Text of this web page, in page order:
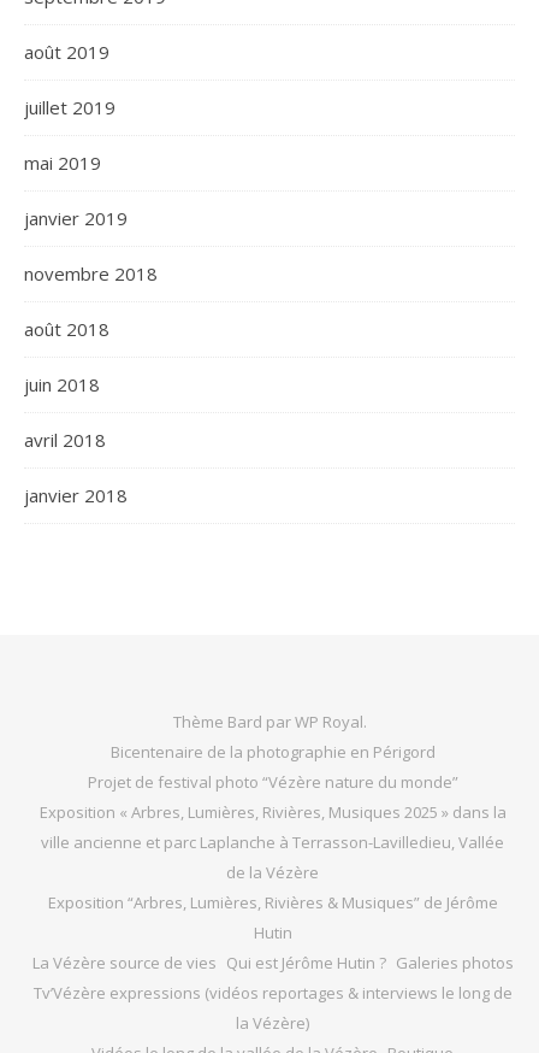
août 2019
juillet 2019
mai 2019
janvier 2019
novembre 2018
août 2018
juin 2018
avril 2018
janvier 2018
Thème Bard parWP Royal.
Bicentenaire de la photographie en Périgord
Projet de festival photo “Vézère nature du monde”
Exposition « Arbres, Lumières, Rivières, Musiques 2025 » dans la
ville ancienne et parc Laplanche à Terrasson-Lavilledieu, Vallée
de la Vézère
Exposition “Arbres, Lumières, Rivières & Musiques” de Jérôme
Hutin
La Vézère source de vies Qui est Jérôme Hutin ? Galeries photos
Tv’Vézère expressions (vidéos reportages & interviews le long de
la Vézère)